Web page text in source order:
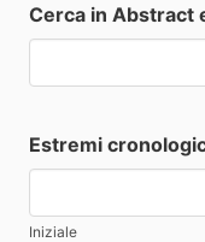
Cerca in Abstract
Estremi
Iniziale